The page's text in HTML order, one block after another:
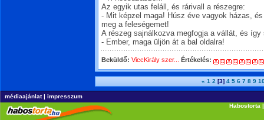
Az egyik utas feláll, és rárivall a részegre:
- Mit képzel maga! Húsz éve vagyok házas,
meg a feleségemet!
A részeg sajnálkozva megfogja a vállát, és így
- Ember, maga üljön át a bal oldalra!
Beküldő: ViccKirály szer... Értékelés:
« 1 2 [3] 4 5 6 7 8 9
médiaajánlat| impresszum
Habostorta